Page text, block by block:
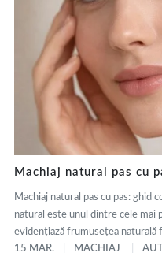
Machiaj natural pas cu
Machiaj natural pas cu pas: ghid
natural este unul dintre cele mai
evidențiază frumusețea naturală
15 MAR.
MACHIAJ